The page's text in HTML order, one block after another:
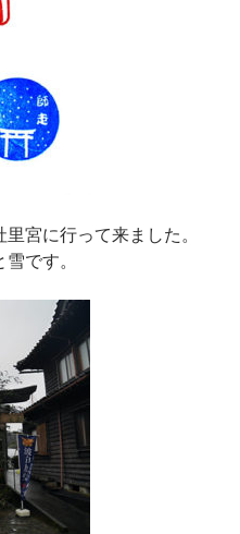
宮に行って来ました。
です。